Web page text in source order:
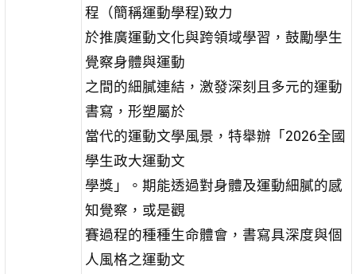
程（簡稱運動學程)致力
於推廣運動文化與跨領域學習，鼓勵學生
覺察身體與運動
之間的細膩連結，激發深刻且多元的運動
書寫，形塑屬於
當代的運動文學風景，特舉辦「2026全國
學生政大運動文
學獎」。期能透過對身體及運動細膩的感
知覺察，或是觀
賽過程的種種生命體會，書寫具深度與個
人風格之運動文